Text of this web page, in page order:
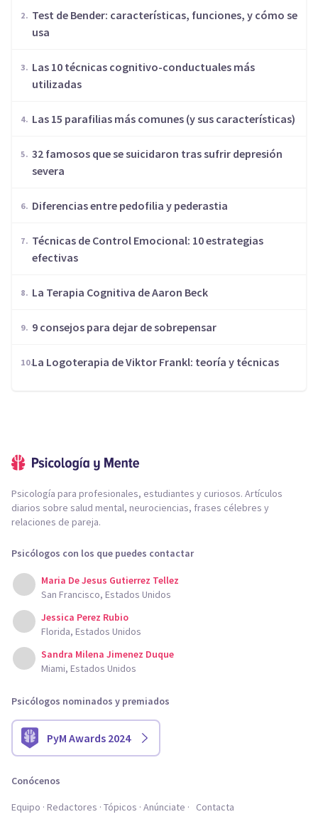
Test de Bender: características, funciones, y cómo se
usa
Las 10 técnicas cognitivo-conductuales más
utilizadas
Las 15 parafilias más comunes (y sus características)
32 famosos que se suicidaron tras sufrir depresión
severa
Diferencias entre pedofilia y pederastia
Técnicas de Control Emocional: 10 estrategias
efectivas
​La Terapia Cognitiva de Aaron Beck
9 consejos para dejar de sobrepensar
La Logoterapia de Viktor Frankl: teoría y técnicas
Psicología para profesionales, estudiantes y curiosos. Artículos
diarios sobre salud mental, neurociencias, frases célebres y
relaciones de pareja.
Psicólogos con los que puedes contactar
Maria De Jesus Gutierrez Tellez
San Francisco, Estados Unidos
Jessica Perez Rubio
Florida, Estados Unidos
Sandra Milena Jimenez Duque
Miami, Estados Unidos
Psicólogos nominados y premiados
PyM Awards 2024
Conócenos
Equipo Redactores Tópicos Anúnciate Contacta